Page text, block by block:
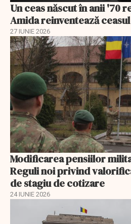
Un ceas născut în anii '70
Amida reinventează
27 IUNIE 2026
Modificarea pensiilor
Reguli noi privind
de stagiu de cotizare
24 IUNIE 2026